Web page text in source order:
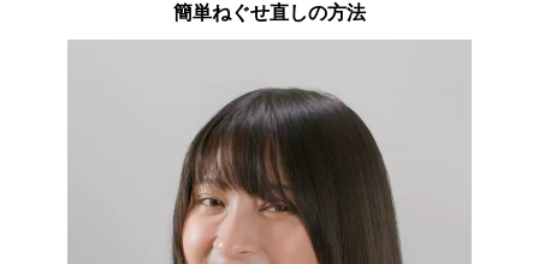
簡単ねぐせ直しの方法